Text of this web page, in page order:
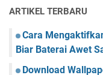
ARTIKEL TERBARU
Cara
Biar Baterai Awet
Download